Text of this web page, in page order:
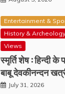
Entertainment &
History & Archeology
Views
स्मृर्ति शेष : हिन्दी
बाबू देवकीनन्दन
July 31, 2026